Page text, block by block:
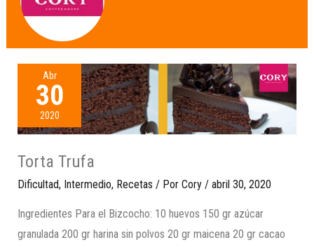
Abr
30
2020
Torta Trufa
Dificultad, Intermedio, Recetas / Por Cory / abril 30, 2020
Ingredientes Para el Bizcocho: 10 huevos 150 gr azúcar
granulada 200 gr harina sin polvos 20 gr maicena 20 gr cacao